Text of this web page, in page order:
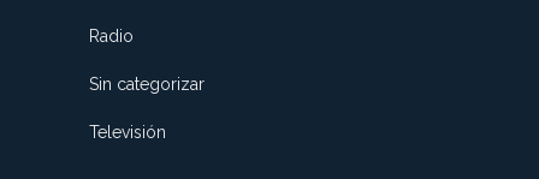
Radio
Sin categorizar
Televisión